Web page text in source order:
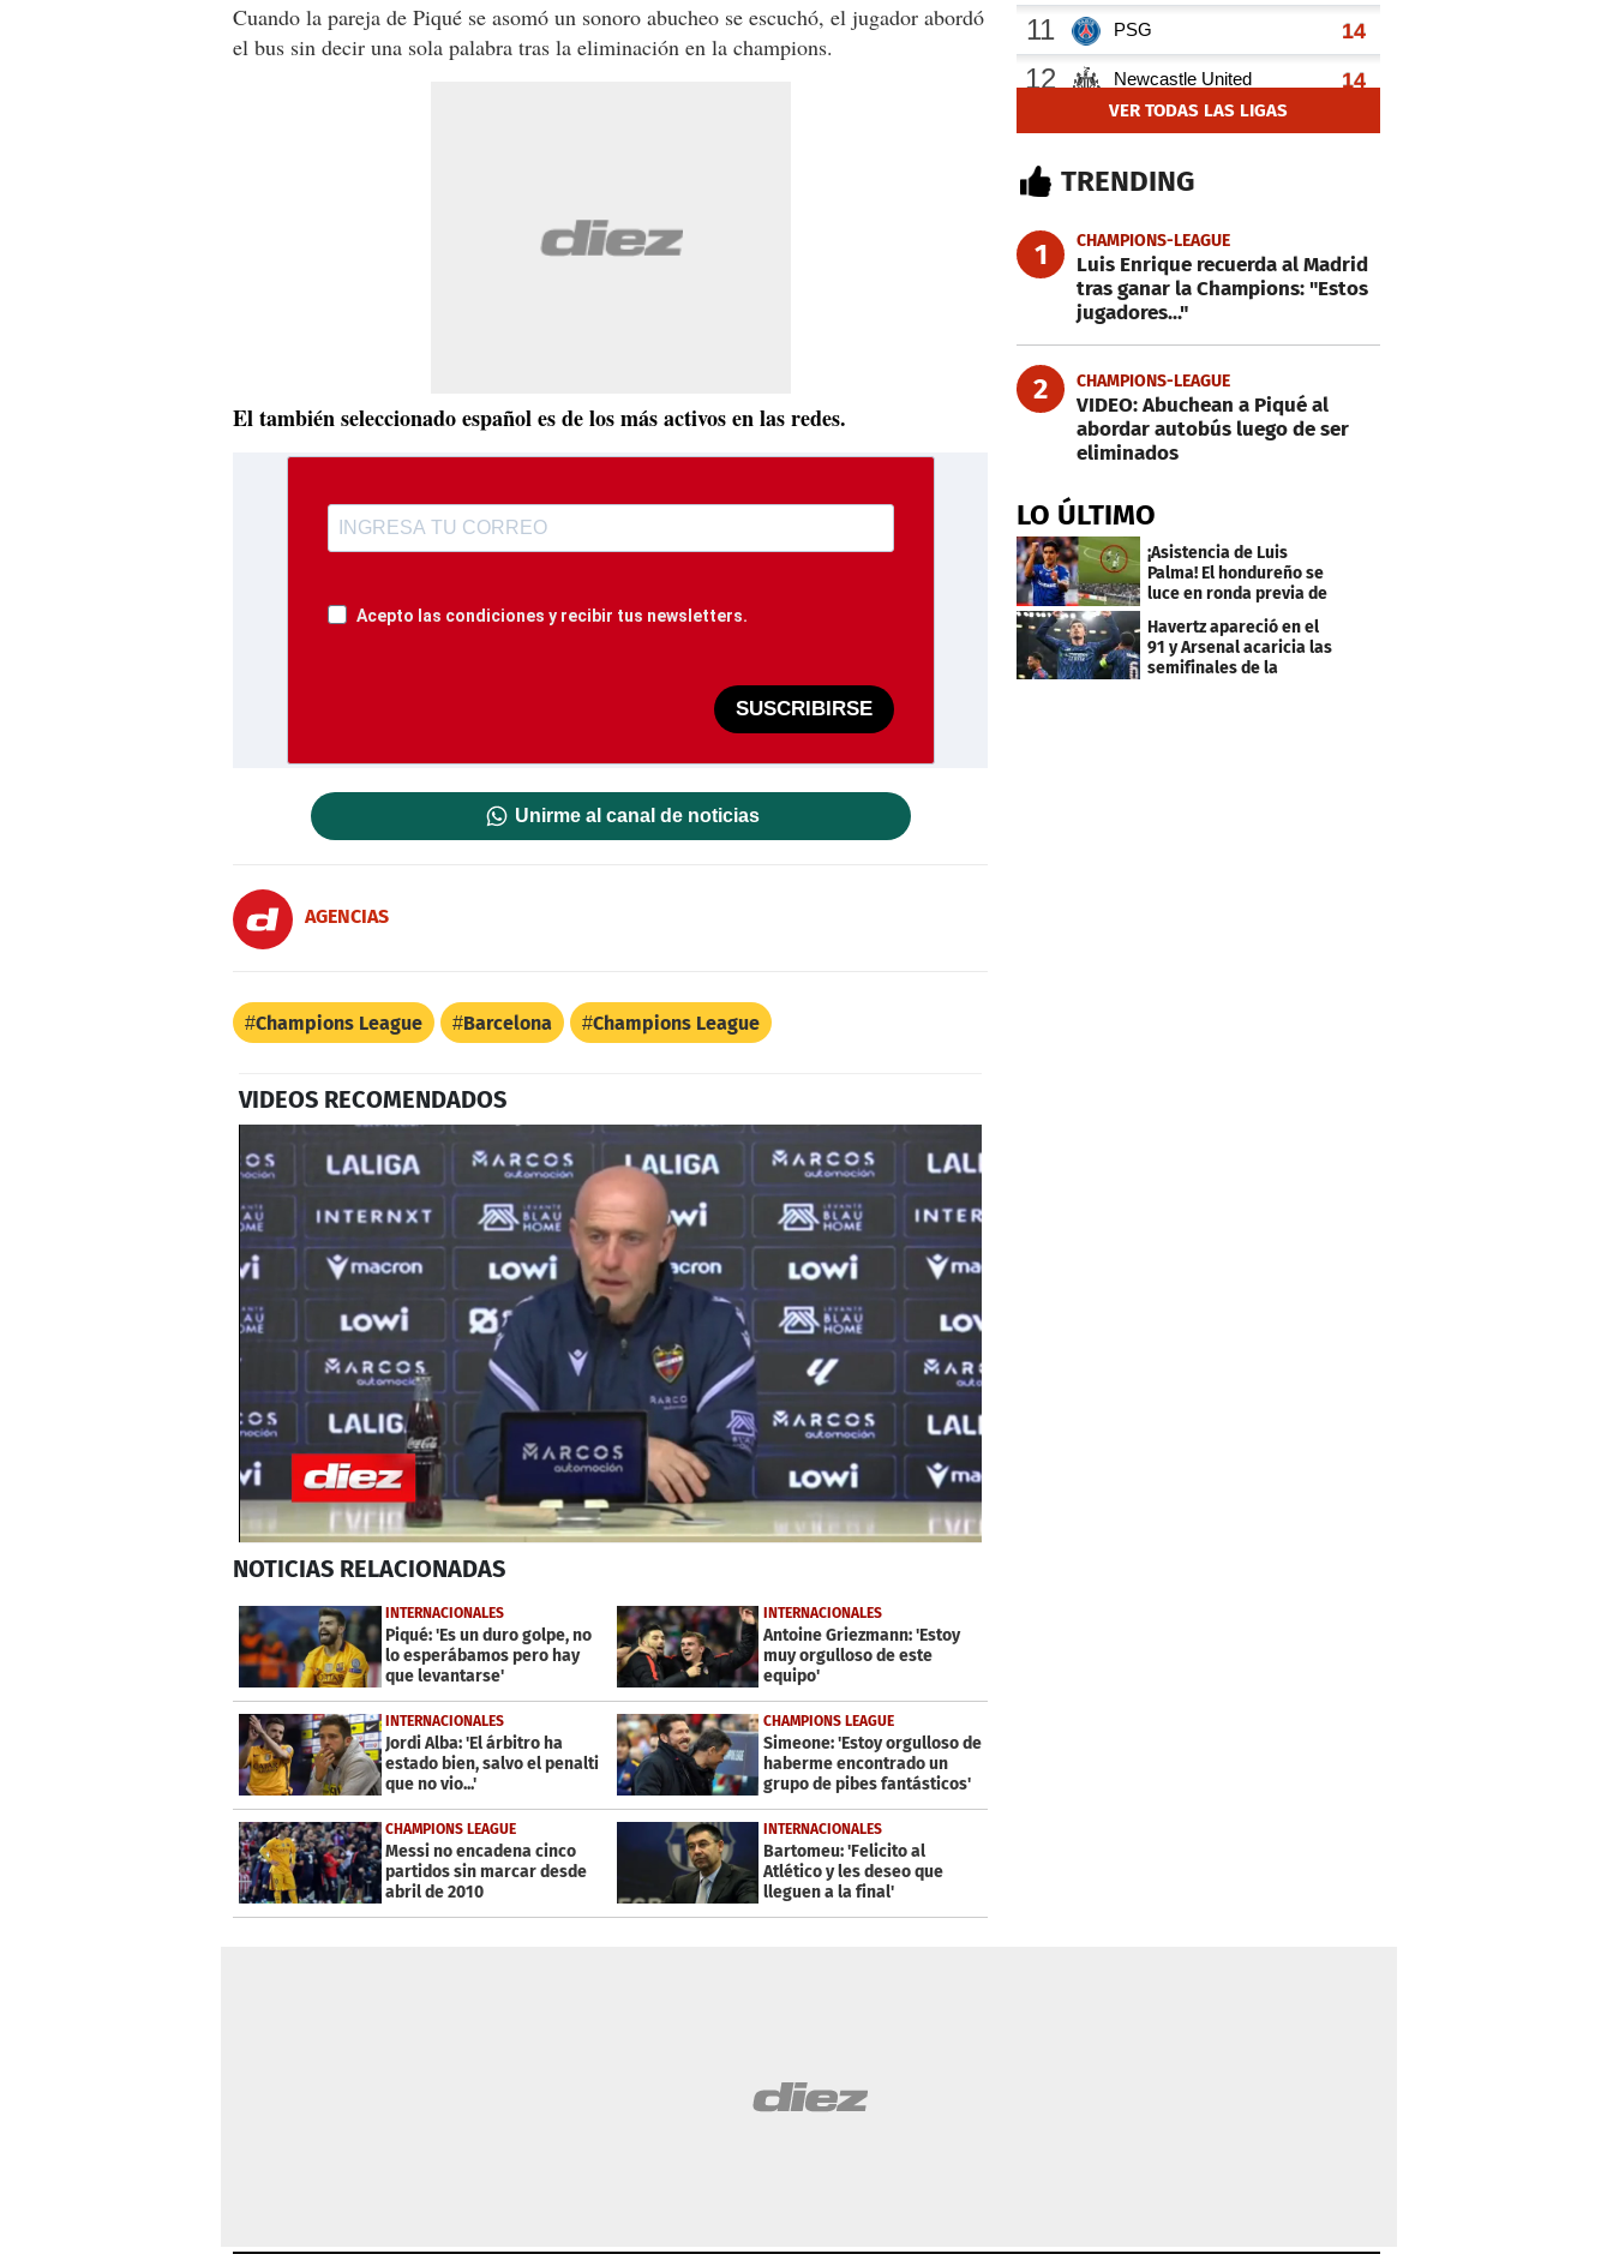
Cuando la pareja de Piqué se asomó un sonoro abucheo se escuchó, el jugador abordó
el bus sin decir una sola palabra tras la eliminación en la champions.
El también seleccionado español es de los más activos en las redes.
Acepto las condiciones y recibir tus newsletters.
SUSCRIBIRSE
Unirme al canal de noticias
AGENCIAS
Champions League Barcelona Champions League
VIDEOS RECOMENDADOS
seconds
1
minute,
28
secondsVolume
0%
NOTICIAS RELACIONADAS
INTERNACIONALES
Piqué: 'Es un duro golpe, no
lo esperábamos pero hay
que levantarse'
INTERNACIONALES
Antoine Griezmann: 'Estoy
muy orgulloso de este
equipo'
INTERNACIONALES
Jordi Alba: 'El árbitro ha
estado bien, salvo el penalti
que no vio...'
CHAMPIONS LEAGUE
Simeone: 'Estoy orgulloso de
haberme encontrado un
grupo de pibes fantásticos'
CHAMPIONS LEAGUE
Messi no encadena cinco
partidos sin marcar desde
abril de 2010
INTERNACIONALES
Bartomeu: 'Felicito al
Atlético y les deseo que
lleguen a la final'
VER TODAS LAS LIGAS
TRENDING
1 CHAMPIONS-LEAGUE
Luis Enrique recuerda al Madrid
tras ganar la Champions: "Estos
jugadores..."
2 CHAMPIONS-LEAGUE
VIDEO: Abuchean a Piqué al
abordar autobús luego de ser
eliminados
LO ÚLTIMO
¡Asistencia de Luis
Palma! El hondureño se
luce en ronda previa de
Havertz apareció en el
91 y Arsenal acaricia las
semifinales de la